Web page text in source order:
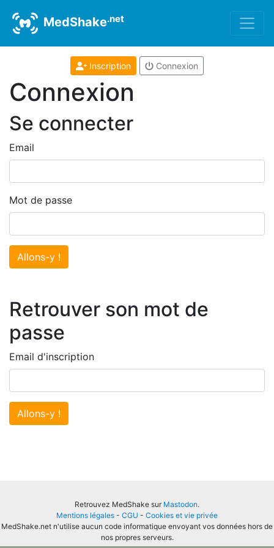
MedShake.net
Inscription Connexion
Connexion
Se connecter
Email
Mot de passe
Allons-y !
Retrouver son mot de
passe
Email d'inscription
Allons-y !
Retrouvez MedShake sur Mastodon.
Mentions légales - CGU - Cookies et vie privée
MedShake.net n'utilise aucun code informatique envoyant vos données hors de
nos propres serveurs.